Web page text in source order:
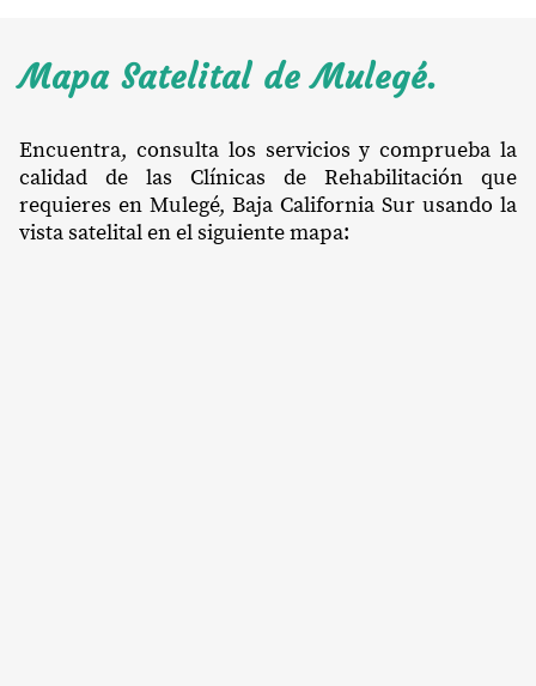
Mapa Satelital de Mulegé.
Encuentra, consulta los servicios y comprueba la
calidad de las Clínicas de Rehabilitación que
requieres en Mulegé, Baja California Sur usando la
vista satelital en el siguiente mapa: